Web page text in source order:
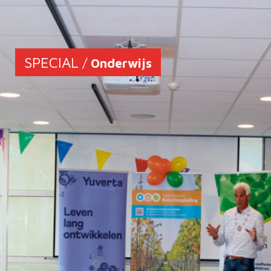
SPECIAL / Onderwijs